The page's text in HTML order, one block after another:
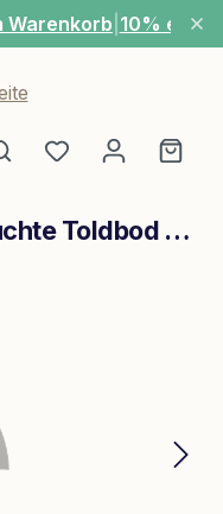
Warenkorb 10% extra
Du hast 0
Louis Poulsen Pendelleuchte Toldbod Ø250 Weiß